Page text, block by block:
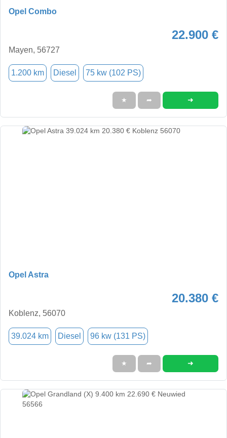
Opel Combo
22.900 €
Mayen, 56727
1.200 km Diesel 75 kw (102 PS)
★ ➦ ➜
Opel Astra
20.380 €
Koblenz, 56070
39.024 km Diesel 96 kw (131 PS)
★ ➦ ➜